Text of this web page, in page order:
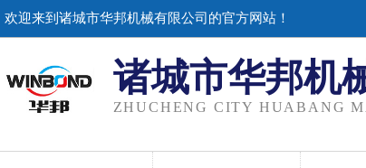
欢迎来到诸城市华邦机械有限公司的官方网站！
诸城市华邦机
ZHUCHENG CITY HUABANG